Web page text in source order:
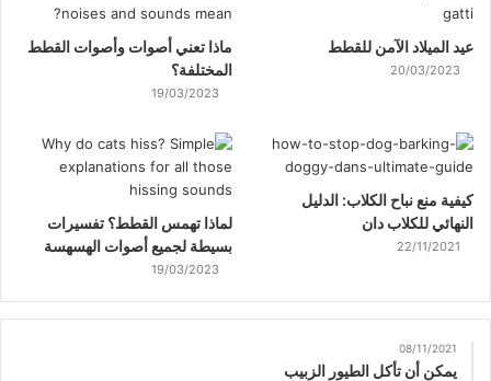
عيد الميلاد الآمن للقطط
20/03/2023
ماذا تعني أصوات وأصوات القطط
المختلفة؟
19/03/2023
كيفية منع نباح الكلاب: الدليل
النهائي للكلاب دان
22/11/2021
لماذا تهمس القطط؟ تفسيرات
بسيطة لجميع أصوات الهسهسة
19/03/2023
08/11/2021
يمكن أن تأكل الطيور الزبيب